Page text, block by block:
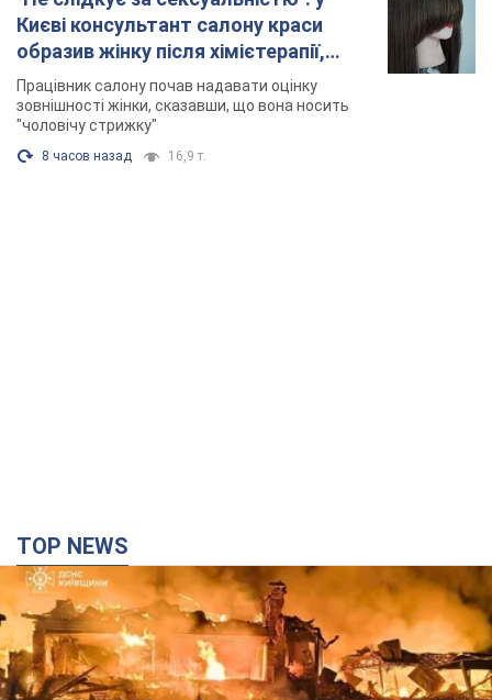
"Воюють, бо дурні": у Чернівцях
водій автобуса зневажив
українських військових і поплатився.
Відео
та образ військових